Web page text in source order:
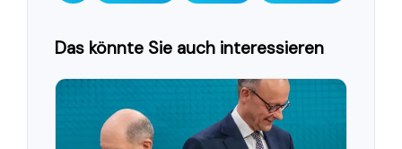
Das könnte Sie auch interessieren